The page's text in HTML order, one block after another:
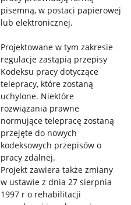
pisemną, w postaci papierowej
lub elektronicznej.
Projektowane w tym zakresie
regulacje zastąpią przepisy
Kodeksu pracy dotyczące
telepracy, które zostaną
uchylone. Niektóre
rozwiązania prawne
normujące telepracę zostaną
przejęte do nowych
kodeksowych przepisów o
pracy zdalnej.
Projekt zawiera także zmiany
w ustawie z dnia 27 sierpnia
1997 r o rehabilitacji